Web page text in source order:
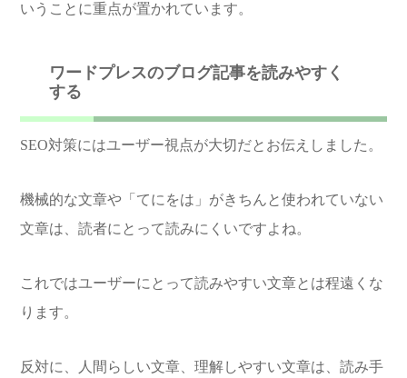
いうことに重点が置かれています。
ワードプレスのブログ記事を読みやすく
する
SEO対策にはユーザー視点が大切だとお伝えしました。
機械的な文章や「てにをは」がきちんと使われていない
文章は、読者にとって読みにくいですよね。
これではユーザーにとって読みやすい文章とは程遠くな
ります。
反対に、人間らしい文章、理解しやすい文章は、読み手